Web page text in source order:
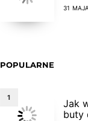
31
POPULARNE
1
Jak
buty